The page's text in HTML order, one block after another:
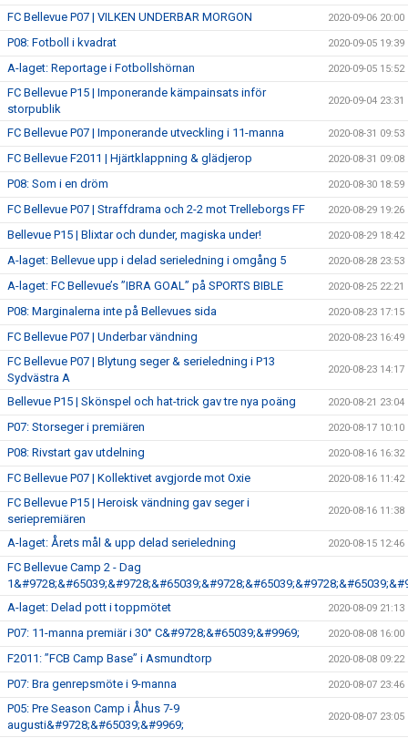
FC Bellevue P07 | VILKEN UNDERBAR MORGON 2020-09-06 20:00
P08: Fotboll i kvadrat 2020-09-05 19:39
A-laget: Reportage i Fotbollshörnan 2020-09-05 15:52
FC Bellevue P15 | Imponerande kämpainsats inför
storpublik
2020-09-04 23:31
FC Bellevue P07 | Imponerande utveckling i 11-manna 2020-08-31 09:53
FC Bellevue F2011 | Hjärtklappning & glädjerop 2020-08-31 09:08
P08: Som i en dröm 2020-08-30 18:59
FC Bellevue P07 | Straffdrama och 2-2 mot Trelleborgs FF 2020-08-29 19:26
Bellevue P15 | Blixtar och dunder, magiska under! 2020-08-29 18:42
A-laget: Bellevue upp i delad serieledning i omgång 5 2020-08-28 23:53
A-laget: FC Bellevue’s ”IBRA GOAL” på SPORTS BIBLE 2020-08-25 22:21
P08: Marginalerna inte på Bellevues sida 2020-08-23 17:15
FC Bellevue P07 | Underbar vändning 2020-08-23 16:49
FC Bellevue P07 | Blytung seger & serieledning i P13
Sydvästra A
2020-08-23 14:17
Bellevue P15 | Skönspel och hat-trick gav tre nya poäng 2020-08-21 23:04
P07: Storseger i premiären 2020-08-17 10:10
P08: Rivstart gav utdelning 2020-08-16 16:32
FC Bellevue P07 | Kollektivet avgjorde mot Oxie 2020-08-16 11:42
FC Bellevue P15 | Heroisk vändning gav seger i
seriepremiären
2020-08-16 11:38
A-laget: Årets mål & upp delad serieledning 2020-08-15 12:46
FC Bellevue Camp 2 - Dag
A-laget: Delad pott i toppmötet
2020-08-09 21:13
P07: 11-manna premiär i 30° C&#9728;&#65039;&#9969; 2020-08-08 16:00
F2011: ”FCB Camp Base” i Asmundtorp 2020-08-08 09:22
P07: Bra genrepsmöte i 9-manna 2020-08-07 23:46
P05: Pre Season Camp i Åhus 7-9
augusti&#9728;&#65039;&#9969;
2020-08-07 23:05